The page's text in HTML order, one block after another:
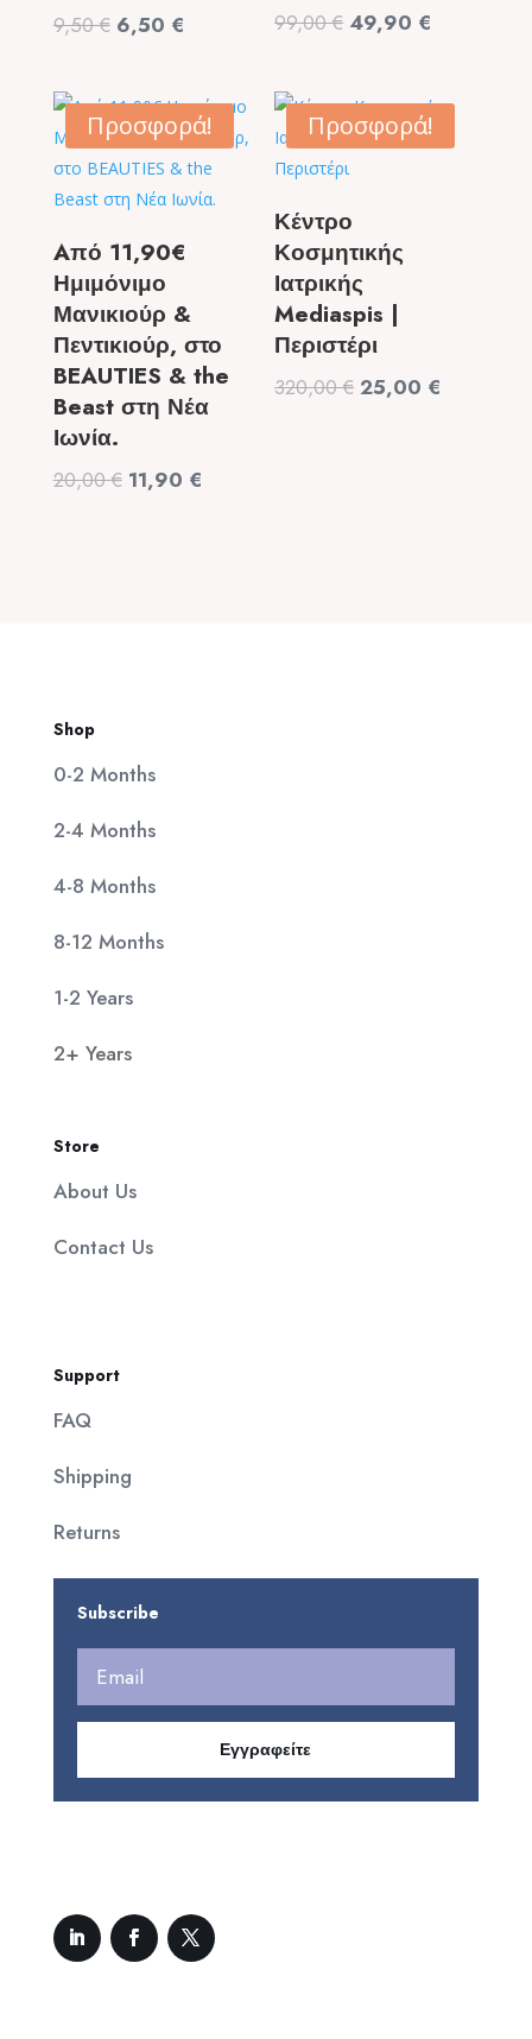
9,50€ Original
9,50 €.
6,50 €
είναι:
6,50 €.
99,00€ Original
99,00 €.
49,90 €
49,90 €.
Προσφορά!
Aπό 11,90€
Ημιμόνιμο
Μανικιούρ &
Πεντικιούρ, στο
BEAUTIES & the
Beast στη Νέα
Ιωνία.
20,00€ Original
11,90 €
Προσφορά!
Κέντρο
Κοσμητικής
Ιατρικής
Mediaspis |
Περιστέρι
320,00€ Original
25,00 €
Shop
0-2 Months
2-4 Months
4-8 Months
8-12 Months
1-2 Years
2+ Years
Store
About Us
Contact Us
Support
FAQ
Shipping
Returns
Subscribe
Εγγραφείτε